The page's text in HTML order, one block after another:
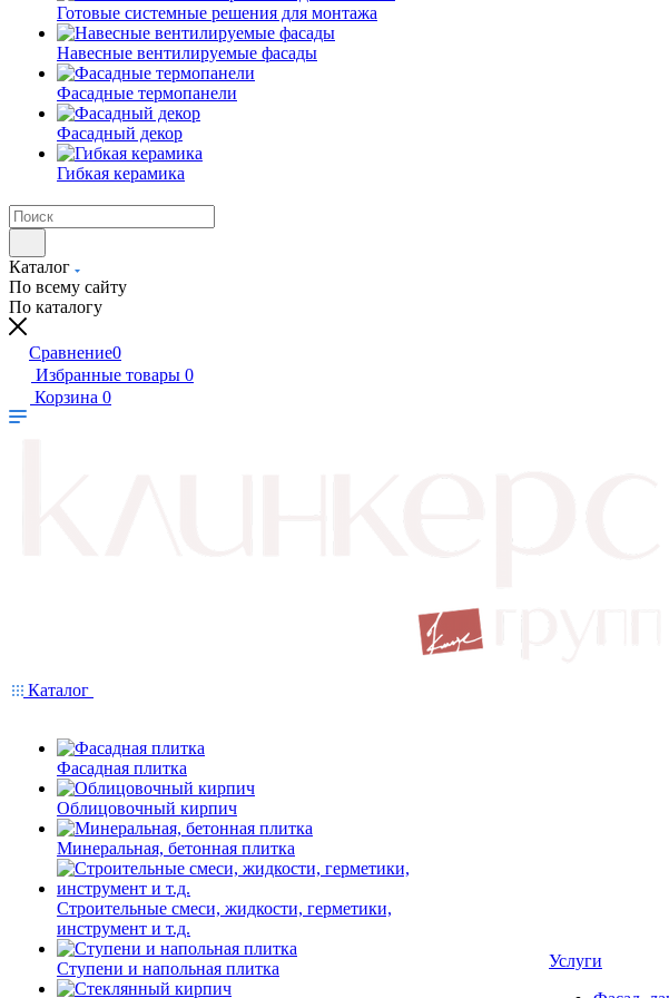
Готовые системные решения для монтажа
Навесные вентилируемые фасады
Фасадные термопанели
Фасадный декор
Гибкая керамика
Каталог
По всему сайту
По каталогу
Сравнение0
Избранные товары 0
Корзина 0
Каталог
Фасадная плитка
Облицовочный кирпич
Минеральная, бетонная плитка
Строительные смеси, жидкости, герметики,
инструмент и т.д.
Ступени и напольная плитка
Услуги